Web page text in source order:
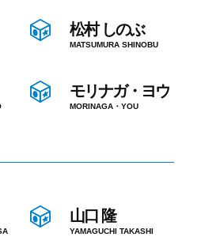
松村 しのぶ
MATSUMURA SHINOBU
モリナガ・ヨウ
MORINAGA・YOU
山口 隆
YAMAGUCHI TAKASHI